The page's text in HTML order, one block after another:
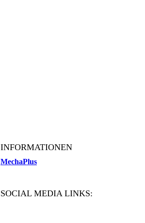
INFORMATIONEN
MechaPlus
SOCIAL MEDIA LINKS: